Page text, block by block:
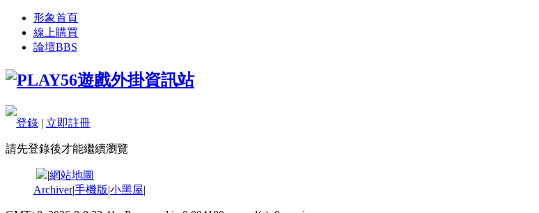
形象首頁
線上購買
論壇BBS
登錄 | 立即註冊
請先登錄後才能繼續瀏覽
|網站地圖
Archiver|手機版|小黑屋|